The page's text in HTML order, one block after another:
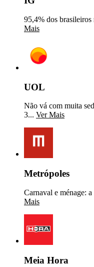
95,4% dos
Mais
UOL
Não vá com muita
3... Ver Mais
Metrópoles
Carnaval e ménage:
Mais
Meia Hora